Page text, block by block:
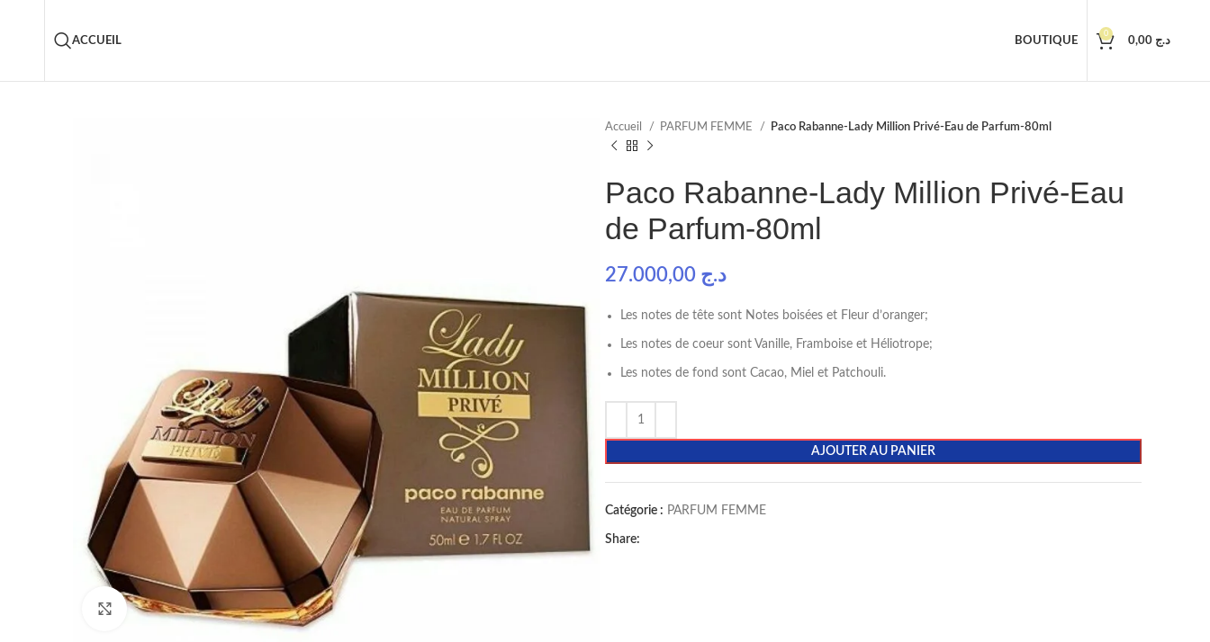
ACCUEIL BOUTIQUE
0
د.ج
Click to enlarge
Accueil PARFUM FEMME Paco Rabanne-Lady Million Privé-Eau de Parfum-80ml
Paco Rabanne-Lady Million Privé-Eau
de Parfum-80ml
د.ج
Les notes de tête sont Notes boisées et Fleur d’oranger;
Les notes de coeur sont Vanille, Framboise et Héliotrope;
Les notes de fond sont Cacao, Miel et Patchouli.
AJOUTER AU PANIER
Catégorie : PARFUM FEMME
Share: